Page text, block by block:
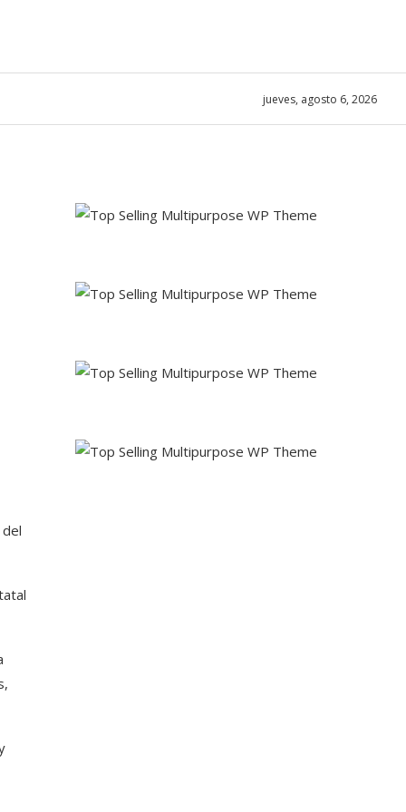
jueves, agosto 6, 2026